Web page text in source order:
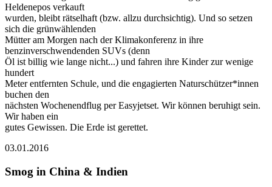
Heldenepos verkauft
wurden, bleibt rätselhaft (bzw. allzu durchsichtig). Und so setzen
sich die grünwählenden
Mütter am Morgen nach der Klimakonferenz in ihre
benzinverschwendenden SUVs (denn
Öl ist billig wie lange nicht...) und fahren ihre Kinder zur wenige
hundert
Meter entfernten Schule, und die engagierten Naturschützer*innen
buchen den
nächsten Wochenendflug per Easyjetset. Wir können beruhigt sein.
Wir haben ein
gutes Gewissen. Die Erde ist gerettet.
03.01.2016
Smog in China & Indien